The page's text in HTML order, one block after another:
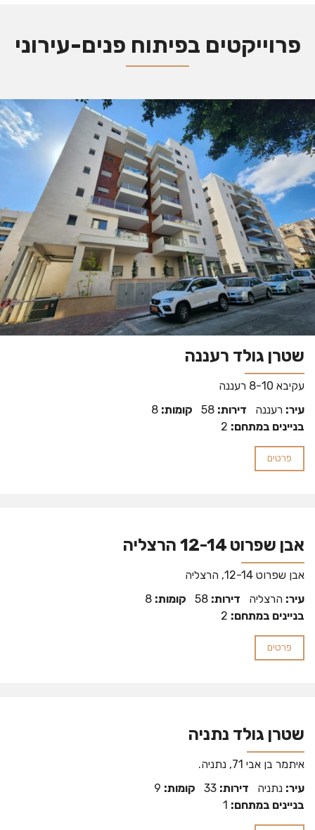
פרוייקטים בפיתוח פנים-עירוני
שטרן גולד רעננה
עקיבא 8-10 רעננה
עיר: רעננה דירות: קומות:
בניינים במתחם:
פרטים
אבן שפרוט 12-14 הרצליה
אבן שפרוט 12-14, הרצליה
עיר: הרצליה דירות: קומות:
בניינים במתחם:
פרטים
שטרן גולד נתניה
איתמר בן אבי 71, נתניה.
עיר: נתניה דירות: קומות:
בניינים במתחם: